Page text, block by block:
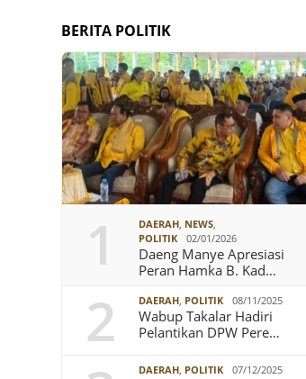
BERITA POLITIK
1 DAERAH, NEWS,
POLITIK
02/01/2026
Daeng Manye Apresiasi
Peran Hamka B. Kad…
2 DAERAH, POLITIK 08/11/2025
Wabup Takalar Hadiri
Pelantikan DPW Pere…
DAERAH, POLITIK 07/12/2025